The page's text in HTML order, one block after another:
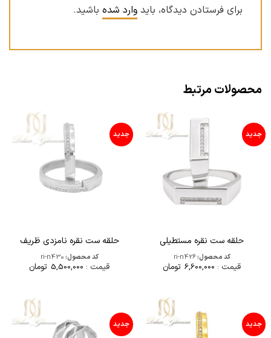
برای فرستادن دیدگاه، باید وارد شده باشید.
محصولات مرتبط
جدید
حلقه ست نقره مستطیلی
کد محصول:ri-n426
قیمت : 6,600,000 تومان
جدید
حلقه ست نقره نامزدی ظریف
کد محصول:ri-n430
قیمت : 5,500,000 تومان
جدید جدید